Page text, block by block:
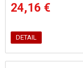
24,16 €
DETAIL